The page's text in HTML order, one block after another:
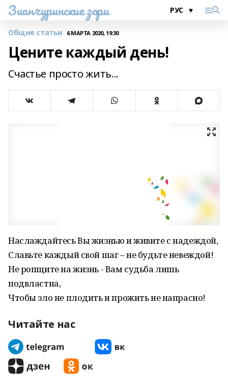
Зианчуринские зори
Общие статьи 6 МАРТА 2020, 19:30
Цените каждый день!
Счастье просто жить...
Наслаждайтесь Вы жизнью и живите с надеждой,
Славьте каждый свой шаг – не будьте невеждой!
Не ропщите на жизнь - Вам судьба лишь
подвластна,
Чтобы зло не плодить и прожить не напрасно!
Читайте нас